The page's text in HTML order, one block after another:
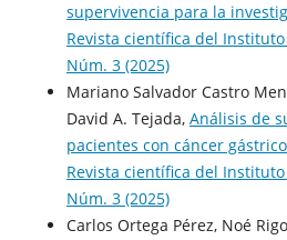
supervivencia para la
Revista científica del
Núm. 3 (2025)
Mariano Salvador Castro
David A. Tejada, Análisis de
pacientes con cáncer
Revista científica del
Núm. 3 (2025)
Carlos Ortega Pérez, Noé